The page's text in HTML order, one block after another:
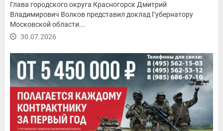
Глава городского округа Красногорск Дмитрий
Владимирович Волков представил доклад Губернатору
Московской области...
30.07.2026